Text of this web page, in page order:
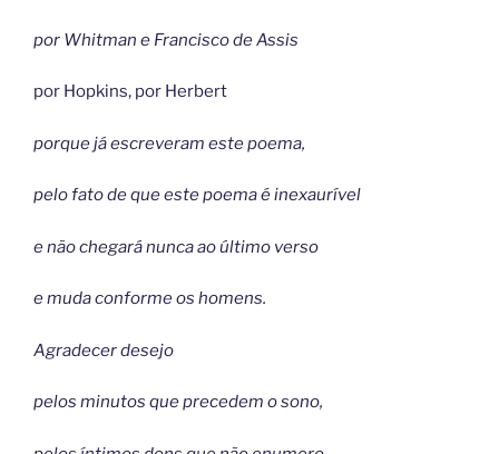
por Whitman e Francisco de Assis
por Hopkins, por Herbert
porque já escreveram este poema,
pelo fato de que este poema é inexaurível
e não chegará nunca ao último verso
e muda conforme os homens.
Agradecer desejo
pelos minutos que precedem o sono,